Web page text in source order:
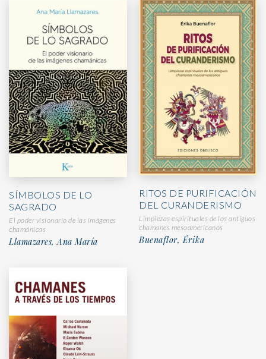
SÍMBOLOS DE LO
SAGRADO
El poder visionario de las imágenes
chamánicas
Llamazares, Ana María
RITOS DE PURIFICACIÓN
DEL CURANDERISMO
Limpiezas espirituales de los antiguos
chamanes mesoamericanos
Buenaflor, Érika